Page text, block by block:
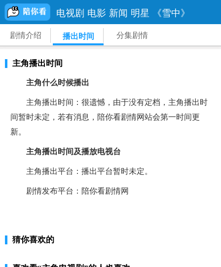
电视剧 电影 新闻 明星 《雪中》
剧情介绍 播出时间 分集剧情
主角播出时间
主角什么时候播出
主角播出时间：很遗憾，由于没有定档，主角播出时
间暂时未定，若有消息，陪你看剧情网站会第一时间更
新。
主角播出时间及播放电视台
主角播出平台：播出平台暂时未定。
剧情发布平台：陪你看剧情网
猜你喜欢的